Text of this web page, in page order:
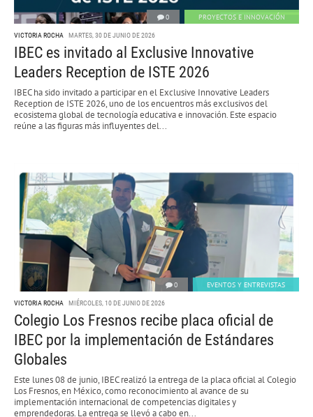
0 PROYECTOS E INNOVACIÓN
VICTORIA ROCHA MARTES, 30 DE JUNIO DE 2026
IBEC es invitado al Exclusive Innovative
Leaders Reception de ISTE 2026
IBEC ha sido invitado a participar en el Exclusive Innovative Leaders
Reception de ISTE 2026, uno de los encuentros más exclusivos del
ecosistema global de tecnología educativa e innovación. Este espacio
reúne a las figuras más influyentes del...
0 EVENTOS Y ENTREVISTAS
VICTORIA ROCHA MIÉRCOLES, 10 DE JUNIO DE 2026
Colegio Los Fresnos recibe placa oficial de
IBEC por la implementación de Estándares
Globales
Este lunes 08 de junio, IBEC realizó la entrega de la placa oficial al Colegio
Los Fresnos, en México, como reconocimiento al avance de su
implementación internacional de competencias digitales y
emprendedoras. La entrega se llevó a cabo en...